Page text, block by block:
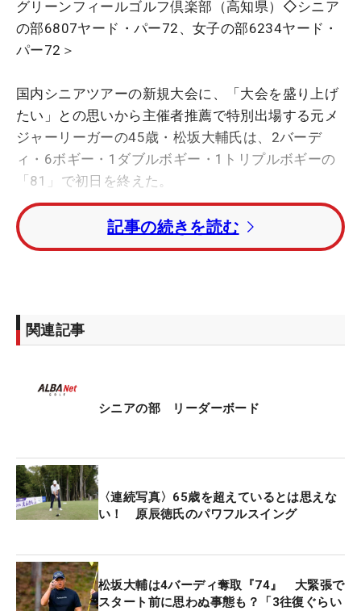
グリーンフィールゴルフ倶楽部（高知県）◇シニア
の部6807ヤード・パー72、女子の部6234ヤード・
パー72＞
国内シニアツアーの新規大会に、「大会を盛り上げ
たい」との思いから主催者推薦で特別出場する元メ
ジャーリーガーの45歳・松坂大輔氏は、2バーデ
ィ・6ボギー・1ダブルボギー・1トリプルボギーの
「81」で初日を終えた。
この日は、プライベートでも親交のある横尾要、
YouTube撮影などで一緒にラウンドした経験がある
ーしていた。「楽しくラウンドさせてもらいました
けど、（スコアは）もったいなかったですね…」と
ドライバーには好感触を得た一方で、「グリーンは
ほうじゃないですかね」と、苦しい中でも一定の手
ごたえを口にした。
て良かった』と思ってもらえるように。1打、1打に
ベストを尽くしたいと思います」と話していた。そ
の言葉どおり、会場では“平成の怪物”の力強いショ
記事の続きを読む
関連記事
シニアの部 リーダーボード
〈連続写真〉65歳を超えているとは思えな
い！ 原辰徳氏のパワフルスイング
松坂大輔は4バーディ奪取『74』 大緊張で
スタート前に思わぬ事態も？「3往復ぐらい